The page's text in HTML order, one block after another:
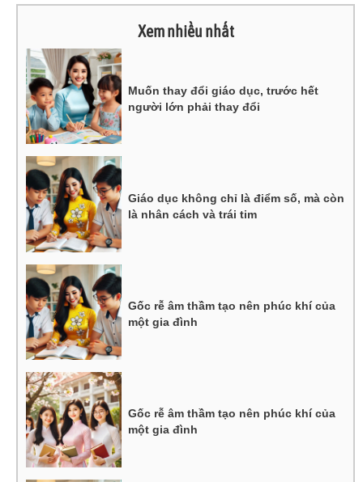
Xem nhiều nhất
Muốn thay đổi giáo dục, trước hết
người lớn phải thay đổi
Giáo dục không chỉ là điểm số, mà còn
là nhân cách và trái tim
Gốc rễ âm thầm tạo nên phúc khí của
một gia đình
Gốc rễ âm thầm tạo nên phúc khí của
một gia đình